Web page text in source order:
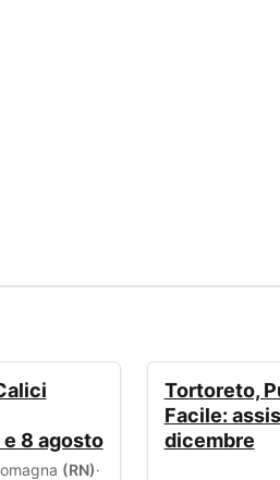
8 agosto
(RN)·
Tortoreto,
Facile:
dicembre